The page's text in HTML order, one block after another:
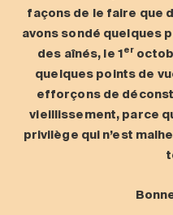
Courte durée
Notre approche
Les 8 étapes
Nos résidences
Emplois
façons de le faire que d
avons sondé quelques
des aînés, le 1er
quelques points de
efforçons de
vieillissement, parce
privilège qui n’est